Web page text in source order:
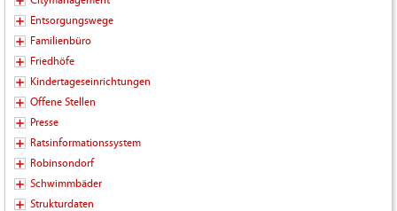
Entsorgungswege
Familienbüro
Friedhöfe
Kindertageseinrichtungen
Offene Stellen
Presse
Ratsinformationssystem
Robinsondorf
Schwimmbäder
Strukturdaten